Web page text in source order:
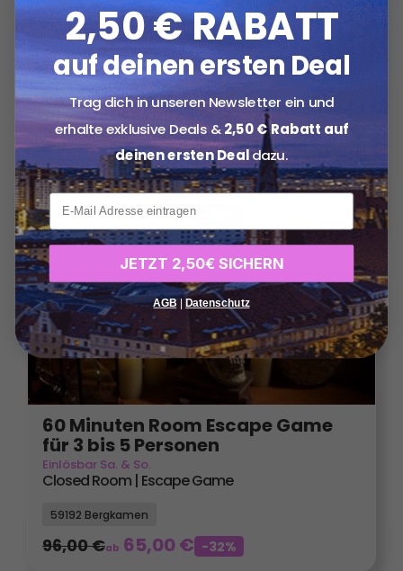
60 Minuten Escape-Room-
Abenteuer für 2 Personen
Einlösbar Mo.-Do.
Sinister Rooms | Escape Room
33647 Bielefeld
90,00€ab 54,90€
60 Minuten Room Escape Game
für 3 bis 5 Personen
Einlösbar Sa. & So.
Closed Room | Escape Game
59192 Bergkamen
96,00€ab 65,00€ -32%
2,50 € RABATT
auf deinen ersten Deal
Trag dich in unseren Newsletter ein und
erhalte exklusive Deals &2,50 € Rabatt auf
deinen ersten Dealdazu.
xxx
JETZT 2,50€ SICHERN
AGB| Datenschutz